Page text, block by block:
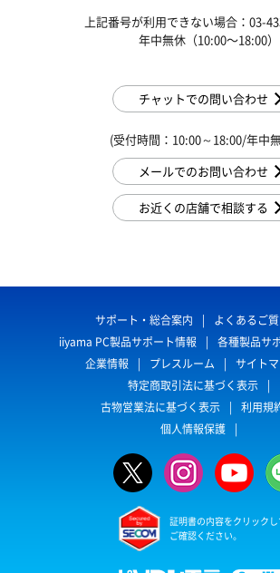
上記番号が利用できない場合：03-
年中無休（10:00〜18:00）
チャットでの問い合わせ
(受付時間：10:00～18:00/年中
メールでのお問い合わせ
お近くの店舗で相談する
サポート・総合案内
よくあるご
iiyama PC製品サポート情報
各種製品サ
企業情報
プレスルーム
サイト
特定商取引法に基づく表示
古物営業法に基づく表示
利用規
個人情報保護
証明書の内容をクリックし
ご確認ください。